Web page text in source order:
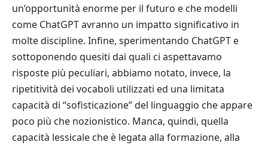
un’opportunità enorme per il futuro e che modelli
come ChatGPT avranno un impatto significativo in
molte discipline. Infine, sperimentando ChatGPT e
sottoponendo quesiti dai quali ci aspettavamo
risposte più peculiari, abbiamo notato, invece, la
ripetitività dei vocaboli utilizzati ed una limitata
capacità di “sofisticazione” del linguaggio che appare
poco più che nozionistico. Manca, quindi, quella
capacità lessicale che è legata alla formazione, alla